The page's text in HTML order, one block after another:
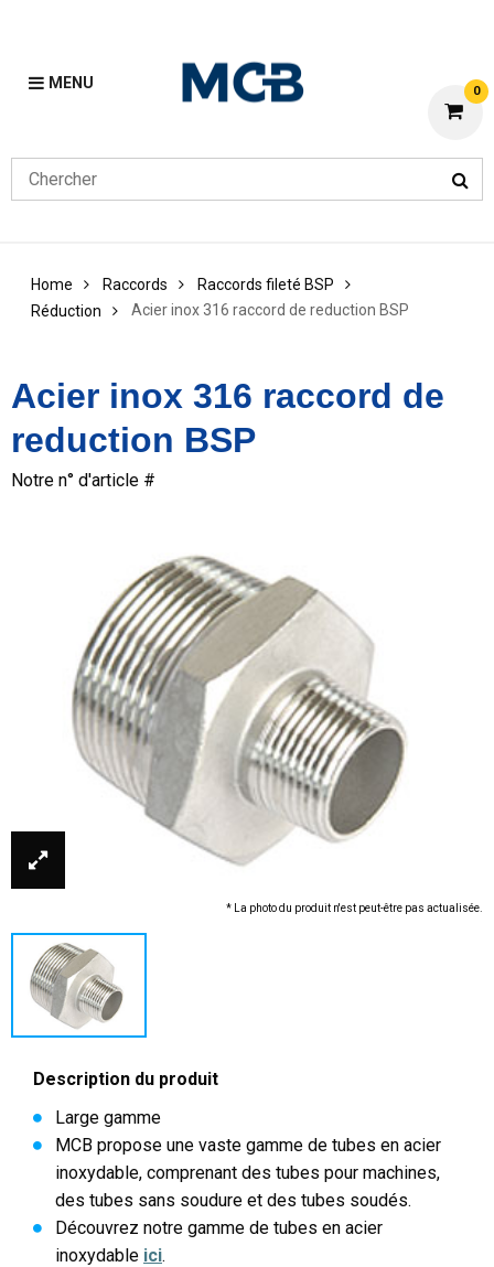
MENU 0
Home Raccords
Raccords fileté BSP
Réduction
Acier inox 316 raccord de reduction BSP
Acier inox 316 raccord de
reduction BSP
Notre n° d'article #
* La photo du produit n'est peut-être pas actualisée.
Description du produit
Large gamme
MCB propose une vaste gamme de tubes en acier
inoxydable, comprenant des tubes pour machines,
des tubes sans soudure et des tubes soudés.
Découvrez notre gamme de tubes en acier
inoxydable ici.